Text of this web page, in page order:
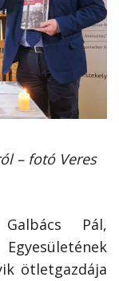
– fotó Veres
Pál,
ötletgazdája